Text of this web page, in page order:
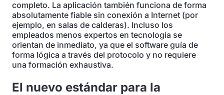
completo. La aplicación también funciona de forma
absolutamente fiable sin conexión a Internet (por
ejemplo, en salas de calderas). Incluso los
empleados menos expertos en tecnología se
orientan de inmediato, ya que el software guía de
forma lógica a través del protocolo y no requiere
una formación exhaustiva.
El nuevo estándar para la